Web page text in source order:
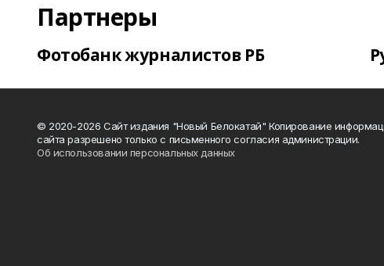
Партнеры
Фотобанк журналистов РБ
© 2020-2026 Сайт издания "Новый Белокатай" Копирование
сайта разрешено только с письменного согласия администрации.
Об использовании персональных данных